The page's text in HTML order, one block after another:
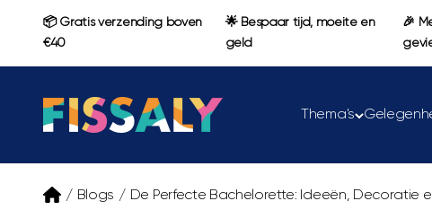
📦 Gratis verzending boven
€40
🌟 Bespaar tijd, moeite en
geld
🎉
Thema's
Fissaly
/ Blogs / De Perfecte Bachelorette: Ideeën, Decoratie